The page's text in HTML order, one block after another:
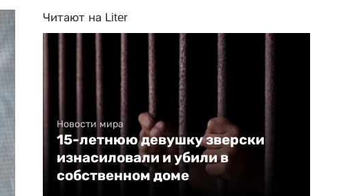
Читают на Liter
Новости мира
15-летнюю девушку зверски
изнасиловали и убили в
собственном доме